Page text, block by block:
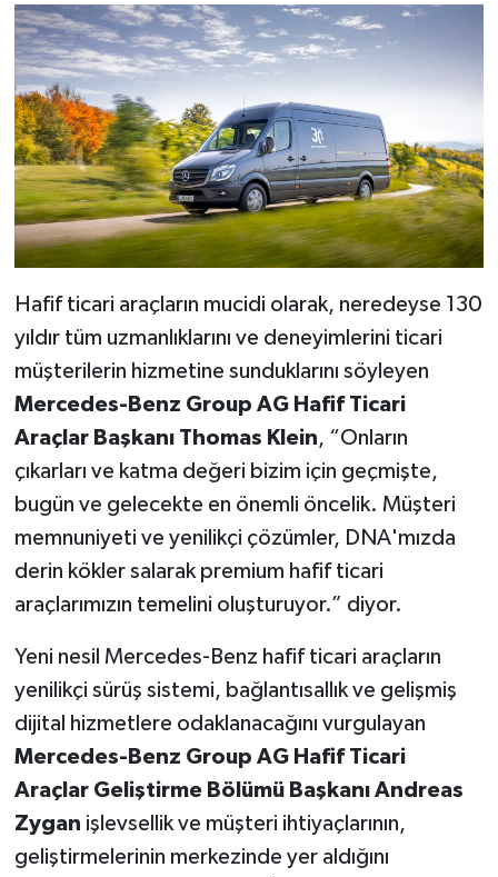
Hafif ticari araçların mucidi olarak, neredeyse 130
yıldır tüm uzmanlıklarını ve deneyimlerini ticari
müşterilerin hizmetine sunduklarını söyleyen
Mercedes-Benz Group AG Hafif Ticari
Araçlar Başkanı Thomas Klein, “Onların
çıkarları ve katma değeri bizim için geçmişte,
bugün ve gelecekte en önemli öncelik. Müşteri
memnuniyeti ve yenilikçi çözümler, DNA'mızda
derin kökler salarak premium hafif ticari
araçlarımızın temelini oluşturuyor.” diyor.
Yeni nesil Mercedes-Benz hafif ticari araçların
yenilikçi sürüş sistemi, bağlantısallık ve gelişmiş
dijital hizmetlere odaklanacağını vurgulayan
Mercedes-Benz Group AG Hafif Ticari
Araçlar Geliştirme Bölümü Başkanı Andreas
Zygan işlevsellik ve müşteri ihtiyaçlarının,
geliştirmelerinin merkezinde yer aldığını